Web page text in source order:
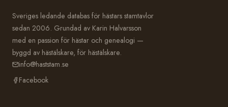
Sveriges ledande databas för hästars stamtavlor
sedan 2006. Grundad av Karin Halvarsson
med en passion för hästar och genealogi —
byggd av hästälskare, för hästälskare.
info@haststam.se
Facebook